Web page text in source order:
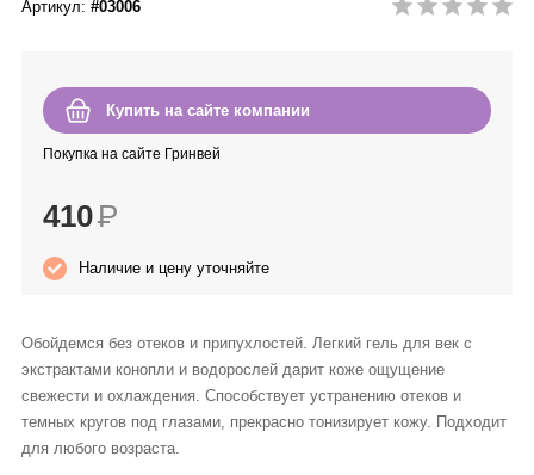
Intilia
Happy Dew
Enjoy Care
Green Minds
Артикул: #03006
Купить на сайте компании
Покупка на сайте Гринвей
410Р
Наличие и цену уточняйте
Обойдемся без отеков и припухлостей. Легкий гель для век с
экстрактами конопли и водорослей дарит коже ощущение
свежести и охлаждения. Способствует устранению отеков и
темных кругов под глазами, прекрасно тонизирует кожу. Подходит
для любого возраста.